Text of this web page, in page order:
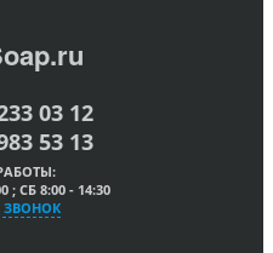
03 12
53 13
; СБ 8:00 - 14:30
ЗВОНОК